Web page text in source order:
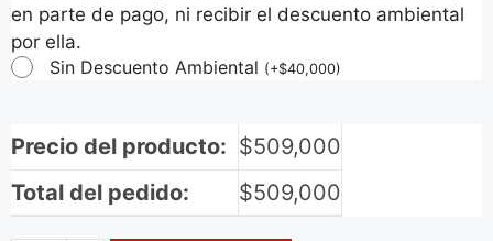
en parte de pago, ni recibir el descuento ambiental
por ella.
Sin Descuento Ambiental (+$40,000)
Precio del producto: $509,000
Total del pedido:
$509,000